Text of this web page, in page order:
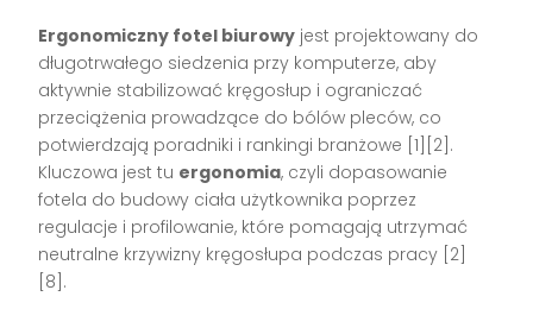
Ergonomiczny fotel biurowy jest projektowany do
długotrwałego siedzenia przy komputerze, aby
aktywnie stabilizować kręgosłup i ograniczać
przeciążenia prowadzące do bólów pleców, co
potwierdzają poradniki i rankingi branżowe [1][2].
Kluczowa jest tu ergonomia, czyli dopasowanie
fotela do budowy ciała użytkownika poprzez
regulacje i profilowanie, które pomagają utrzymać
neutralne krzywizny kręgosłupa podczas pracy [2]
[8].